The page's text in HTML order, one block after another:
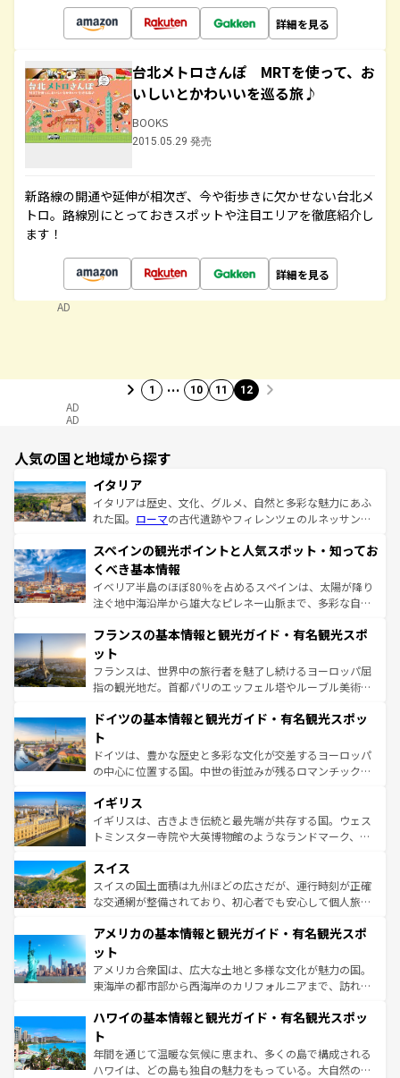
詳細を見る
台北メトロさんぽ MRTを使って、お
いしいとかわいいを巡る旅♪
BOOKS
2015.05.29 発売
新路線の開通や延伸が相次ぎ、今や街歩きに欠かせない台北メ
トロ。路線別にとっておきスポットや注目エリアを徹底紹介し
ます！
詳細を見る
AD
1 … 10 11 12
AD
AD
人気の国と地域から探す
イタリア
イタリアは歴史、文化、グルメ、自然と多彩な魅力にあふ
れた国。 ローマの古代遺跡やフィレンツェのルネッサンス
ろん、トスカーナの美しい田園風景やアマルフィ海岸の絶
景など、自然景観も見逃せない。観光の合間には、本場の
ピザやパスタなど、絶品のイタリア料理を堪能することも
できる。朝目覚めてから夜眠るまで、すべての瞬間を楽し
なお、新着のイタリア情報はコンテンツ一覧を参照してほ
しい。
スペインの観光ポイントと人気スポット・知ってお
くべき基本情報
イベリア半島のほぼ80％を占めるスペインは、太陽が降り
注ぐ地中海沿岸から雄大なピレネー山脈まで、多彩な自然
文化が根付くこの国では、情熱的なフラメンコ、熱気あふ
れる闘牛、そして美味しいタパスが生活の一部となってい
る。首都マドリードの洗練された雰囲気や、バルセロナの
アートに溢れた街角から、地方では古代ローマ遺跡や中世
せる。地方によって風土や気候が異なるスペインはその個
ンテンツ一覧 を参照してほしい。
フランスの基本情報と観光ガイド・有名観光スポ
ット
フランスは、世界中の旅行者を魅了し続けるヨーロッパ屈
指の観光地だ。首都パリのエッフェル塔やルーブル美術館
で、幅広い魅力が詰まっている。華麗な宮殿、歴史的な大
聖堂、美しいビーチ、そして豊かな自然が、訪れる者を心
から魅了する。また、フランスは美食の国としても知ら
れ、フランス料理はユネスコ無形文化遺産にも登録されて
香り高いラベンダー畑など、多彩な楽しみ方が可能だ。さ
らに、パリ以外の地域にも魅力が溢れており、どの街角に
も豊かな歴史と文化が息づいている。パリ以外の個性あふ
を参照してほしい。
ドイツの基本情報と観光ガイド・有名観光スポッ
ト
ドイツは、豊かな歴史と多彩な文化が交差するヨーロッパ
の中心に位置する国。中世の街並みが残るロマンチック街
顔を持つこの国は、どこを歩いても飽きることがない。ベ
ルリンの文化的活気、バイエルン州のアルプスの絶景、そ
してライン川沿いのワイン畑といった風景は必見。ビール
は、お酒好きな人にはぜひ体験してほしい。 なお、新着の
ドイツ情報はコンテンツ一覧を参照してほしい。
イギリス
イギリスは、古きよき伝統と最先端が共存する国。ウェス
トミンスター寺院や大英博物館のようなランドマーク、歴
リアごとに異なる魅力がある。また、優雅なアフタヌーン
ティー、ビール好きにはたまらない英国パブ、サッカー観
戦など、本場だからこそできる体験も豊富。イギリスを旅
ンツ一覧を参照してほしい。
スイス
スイスの国土面積は九州ほどの広さだが、運行時刻が正確
な交通網が整備されており、初心者でも安心して個人旅行
の建物がそのまま残る町や、スイスならではのユニークな
博物館もあり、アルプス観光だけでなく町歩きも満喫する
ことができる。国民の所得が高いため物価も高いが、旅行
者向けの交通パス提供のサービスもあり、うまく活用すれ
着のスイス情報はコンテンツ一覧を参照してほしい。
アメリカの基本情報と観光ガイド・有名観光スポ
ット
アメリカ合衆国は、広大な土地と多様な文化が魅力の国。
東海岸の都市部から西海岸のカリフォルニアまで、訪れる
のような巨大都市は、観光、ショッピング、エンターテイ
ンメントが詰まった刺激的なスポットだ。一方、アメリカ
西部には大自然が広がり、グランドキャニオンやイエロー
ストーン国立公園といった絶景が堪能できる。さらに、南
ハワイの基本情報と観光ガイド・有名観光スポッ
ト
年間を通じて温暖な気候に恵まれ、多くの島で構成される
ハワイは、どの島も独自の魅力をもっている。大自然の神